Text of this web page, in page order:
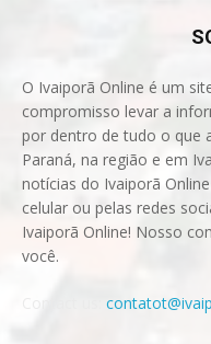
O Ivaiporã Online é um
compromisso levar a
por dentro de tudo o que
Paraná, na região e em
notícias do Ivaiporã
celular ou pelas redes
Ivaiporã Online! Nosso
você.